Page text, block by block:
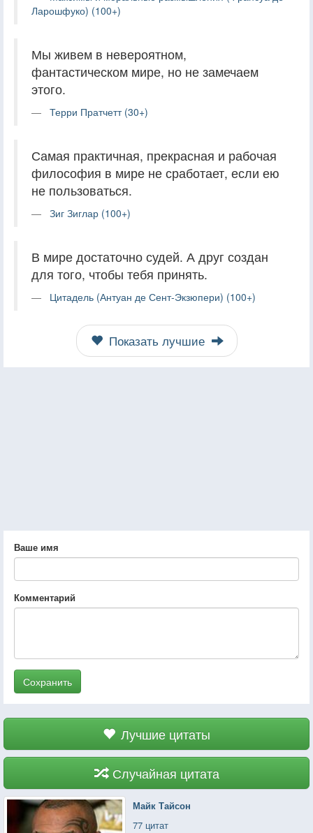
Ларошфуко) (100+)
Мы живем в невероятном,
фантастическом мире, но не замечаем
этого.
Терри Пратчетт (30+)
Самая практичная, прекрасная и рабочая
философия в мире не сработает, если ею
не пользоваться.
Зиг Зиглар (100+)
В мире достаточно судей. А друг создан
для того, чтобы тебя принять.
Цитадель (Антуан де Сент-Экзюпери) (100+)
Показать лучшие
Ваше имя
Комментарий
Сохранить
Лучшие цитаты
Случайная цитата
Майк Тайсон
77 цитат